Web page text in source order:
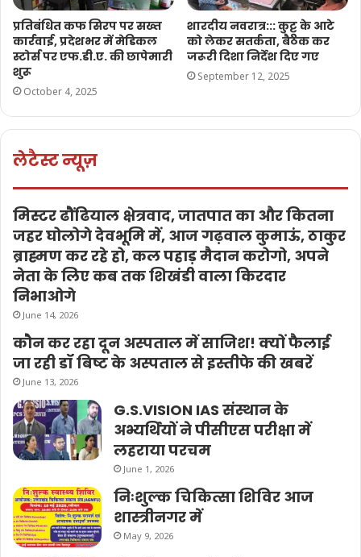
प्रतिबंधित कफ सिरप पर सख्त
कार्रवाई, प्रदेशभर में मेडिकल
स्टोर्स पर एफ.डी.ए. की छापेमारी
शुरू
October 4, 2025
शारदीय नवरात्र::: कुट्टू के आटे
को लेकर सतर्कता, बैठक कर
जरूरी दिशा निर्देश दिए गए
September 12, 2025
लेटैस्ट न्यूज़
मिस्टर ढौंढियाल क्षेत्रवाद, जातपात का और कितना
जहर घोलोगे देवभूमि में, आज गढ़वाल कुमाऊं, ठाकुर
ब्राह्मण कर रहे हो, कल पहाड़ मैदान करोगो, अपने
नेता के लिए कब तक शिखंडी वाला किरदार
निभाओगे
June 14, 2026
कौन कर रहा दून अस्पताल में साजिश! क्यों फैलाई
जा रही डॉ बिष्ट के अस्पताल से इस्तीफे की खबरें
June 13, 2026
G.S.VISION IAS संस्थान के
अभ्यर्थियों ने पीसीएस परीक्षा में
लहराया परचम
June 1, 2026
निःशुल्क चिकित्सा शिविर आज
शास्त्रीनगर में
May 9, 2026